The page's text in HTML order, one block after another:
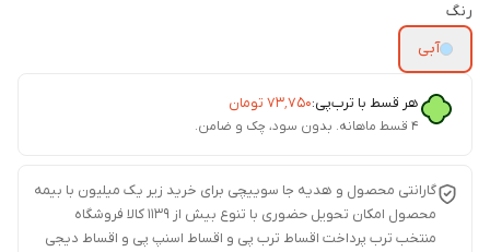
رنگ
آبی
هر قسط با ترب‌پی:۷۳٬۷۵۰ تومان
۴ قسط ماهانه. بدون سود، چک و ضامن.
گارانتی محصول و هدیه جا سوییچی برای خرید زیر یک میلیون با بیمه
محصول امکان تحویل حضوری با تنوع بیش از 1139 کالا فروشگاه
منتخب ترب پرداخت اقساط ترب پی و اقساط اسنپ پی و اقساط دیجی